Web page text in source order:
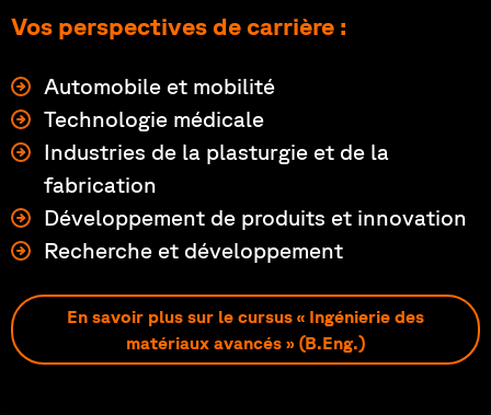
Vos perspectives de carrière :
Automobile et mobilité
Technologie médicale
Industries de la plasturgie et de la
fabrication
Développement de produits et innovation
Recherche et développement
En savoir plus sur le cursus « Ingénierie des
matériaux avancés » (B.Eng.)